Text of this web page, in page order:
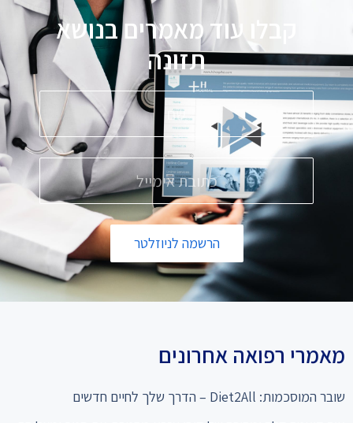
קבלו עוד מאמרים בנושא
הרשמה לניוזלטר
שובר המוסכמות: Diet2All – הדרך שלך לחיים חדשים
איך דיאטה קלה ומהירה של קובי עזרא מחטבת את הגוף ומצליחה